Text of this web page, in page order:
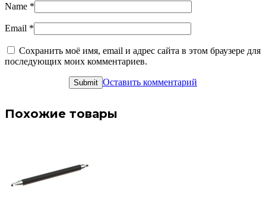
Name *
Email *
Сохранить моё имя, email и адрес сайта в этом браузере для
последующих моих комментариев.
Оставить комментарий
Похожие товары